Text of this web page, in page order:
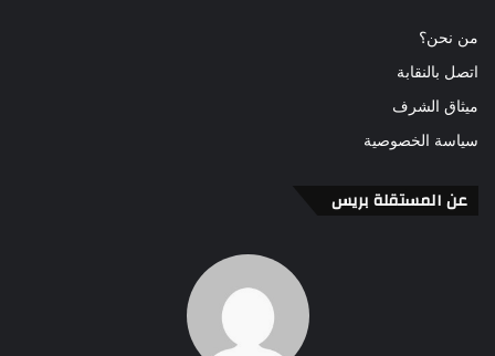
من نحن؟
اتصل بالنقابة
ميثاق الشرف
سياسة الخصوصية
عن المستقلة بريس